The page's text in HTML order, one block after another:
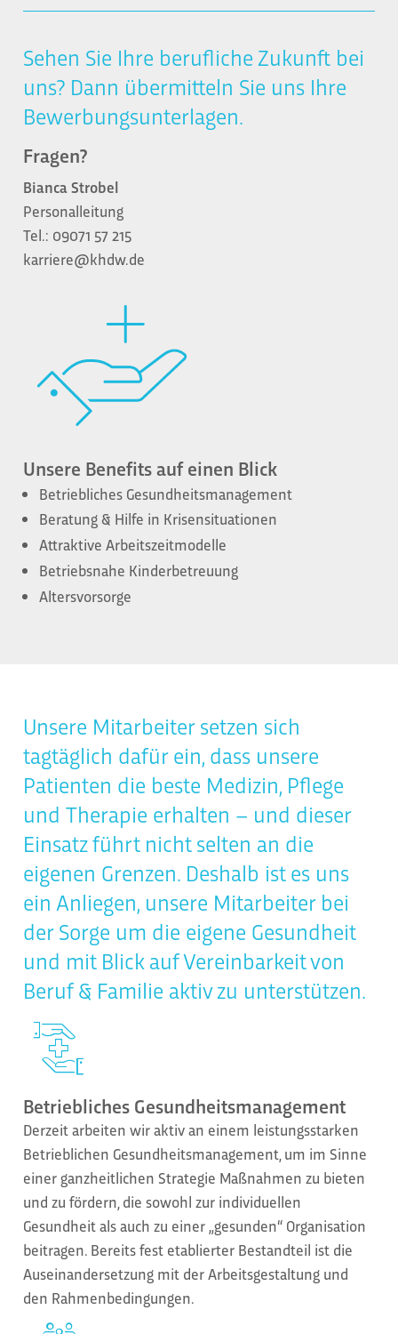
Sehen Sie Ihre berufliche Zukunft bei
uns? Dann übermitteln Sie uns Ihre
Bewerbungsunterlagen.
Fragen?
Bianca Strobel
Personalleitung
Tel.: 09071 57 215
karriere@khdw.de
Unsere Benefits auf einen Blick
Betriebliches Gesundheitsmanagement
Beratung & Hilfe in Krisensituationen
Attraktive Arbeitszeitmodelle
Betriebsnahe Kinderbetreuung
Altersvorsorge
Unsere Mitarbeiter setzen sich
tagtäglich dafür ein, dass unsere
Patienten die beste Medizin, Pflege
und Therapie erhalten – und dieser
Einsatz führt nicht selten an die
eigenen Grenzen. Deshalb ist es uns
ein Anliegen, unsere Mitarbeiter bei
der Sorge um die eigene Gesundheit
und mit Blick auf Vereinbarkeit von
Beruf & Familie aktiv zu unterstützen.
Betriebliches Gesundheitsmanagement
Derzeit arbeiten wir aktiv an einem leistungsstarken
Betrieblichen Gesundheitsmanagement, um im Sinne
einer ganzheitlichen Strategie Maßnahmen zu bieten
und zu fördern, die sowohl zur individuellen
Gesundheit als auch zu einer „gesunden“ Organisation
beitragen. Bereits fest etablierter Bestandteil ist die
Auseinandersetzung mit der Arbeitsgestaltung und
den Rahmenbedingungen.